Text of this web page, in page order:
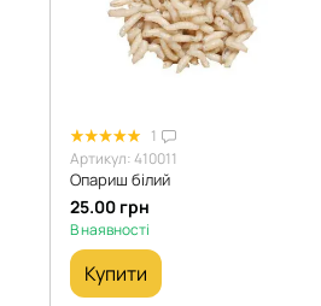
1
Артикул: 410011
Опариш білий
25.00 грн
В наявності
Купити